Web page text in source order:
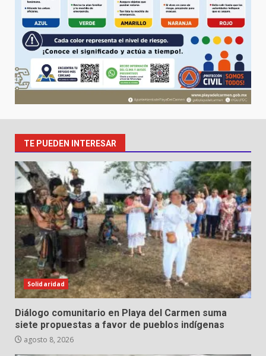
TE PUEDEN INTERESAR
Solidaridad
Diálogo comunitario en Playa del Carmen suma
siete propuestas a favor de pueblos indígenas
agosto 8, 2026